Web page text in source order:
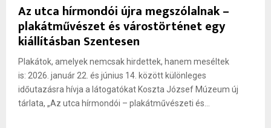
Az utca hírmondói újra megszólalnak –
plakátművészet és várostörténet egy
kiállításban Szentesen
Plakátok, amelyek nemcsak hirdettek, hanem meséltek
is: 2026. január 22. és június 14. között különleges
időutazásra hívja a látogatókat Koszta József Múzeum új
tárlata, „Az utca hírmondói – plakátművészeti és...